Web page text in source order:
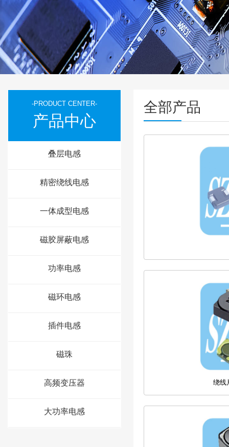
-PRODUCT CENTER-
产品中心
叠层电感
精密绕线电感
一体成型电感
磁胶屏蔽电感
功率电感
磁环电感
插件电感
磁珠
高频变压器
大功率电感
全部产品
绕线